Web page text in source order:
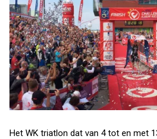
Het WK triatlon dat van 4 tot en met